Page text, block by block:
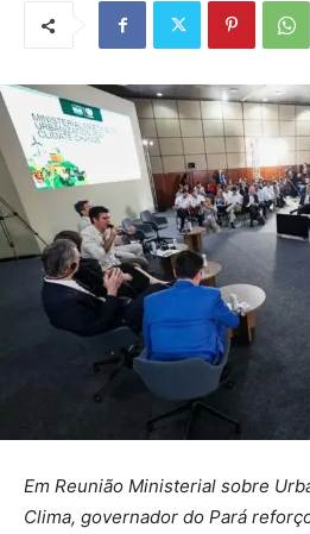
Em Reunião Ministerial sobre
Clima, governador do Pará